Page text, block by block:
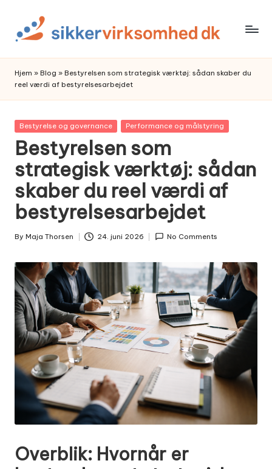
content
Hjem » Blog » Bestyrelsen som strategisk værktøj: sådan skaber du
reel værdi af bestyrelsesarbejdet
Posted
Bestyrelse og governance Performance og målstyring
Bestyrelsen som
strategisk værktøj: sådan
skaber du reel værdi af
bestyrelsesarbejdet
Posted
By Maja Thorsen 24. juni 2026 No Comments
Overblik: Hvornår er